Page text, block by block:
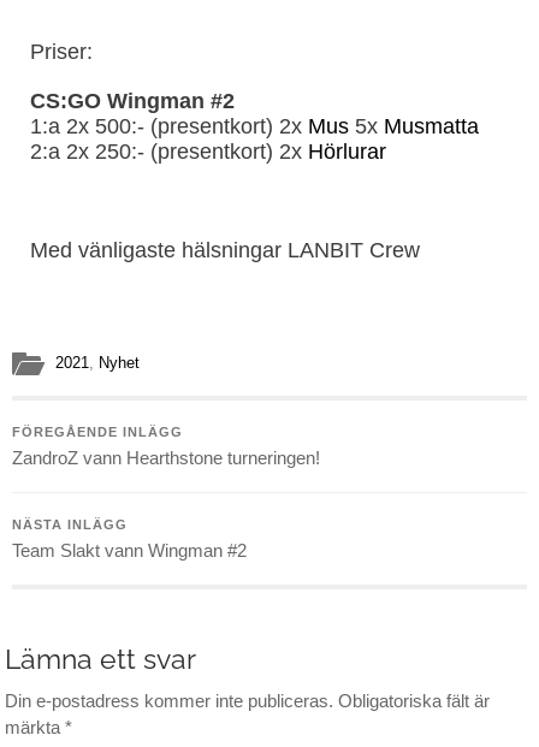
Priser:
CS:GO Wingman #2
1:a 2x 500:- (presentkort) 2x Mus 5x Musmatta
2:a 2x 250:- (presentkort) 2x Hörlurar
Med vänligaste hälsningar LANBIT Crew
2021, Nyhet
FÖREGÅENDE INLÄGG
ZandroZ vann Hearthstone turneringen!
NÄSTA INLÄGG
Team Slakt vann Wingman #2
Lämna ett svar
Din e-postadress kommer inte publiceras. Obligatoriska fält är
märkta*